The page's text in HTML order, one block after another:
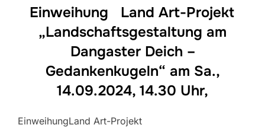
Einweihung Land Art-Projekt
„Landschaftsgestaltung am
Dangaster Deich –
Gedankenkugeln“ am Sa.,
14.09.2024, 14.30 Uhr,
EinweihungLand Art-Projekt